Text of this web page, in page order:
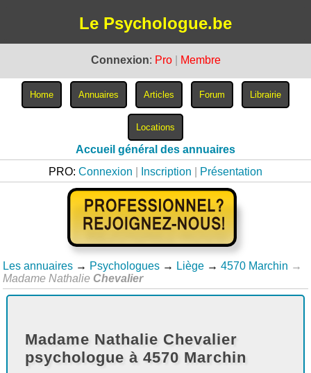
Le Psychologue.be
Connexion: Pro Membre
Accueil général des annuaires
PRO: Connexion Inscription Présentation
Les annuaires → Psychologues → Liège → 4570 Marchin →
Madame Nathalie Chevalier
Madame Nathalie Chevalier
psychologue à 4570 Marchin